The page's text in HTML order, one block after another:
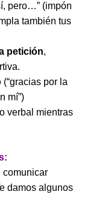
pero…” (impón
también tus
petición,
(“gracias por la
mí”)
verbal mientras
comunicar
damos algunos